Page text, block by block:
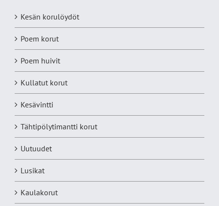
Kesän korulöydöt
Poem korut
Poem huivit
Kullatut korut
Kesävintti
Tähtipölytimantti korut
Uutuudet
Lusikat
Kaulakorut